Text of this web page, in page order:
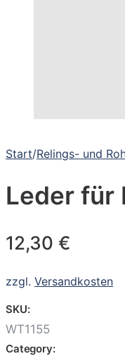
Start/Relings- und
Leder für
12,30 €
zzgl. Versandkosten
SKU:
WT1155
Category: